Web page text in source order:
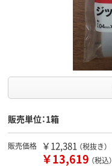
販売単位：1箱
販売価格 ￥12,381 （税抜き）
￥13,619 （税込）